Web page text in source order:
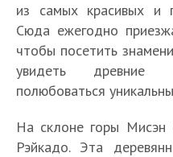
из самых красивых и
Сюда ежегодно
чтобы посетить
увидеть древние
полюбоваться
На склоне горы Мисэн
Рэйкадо. Эта